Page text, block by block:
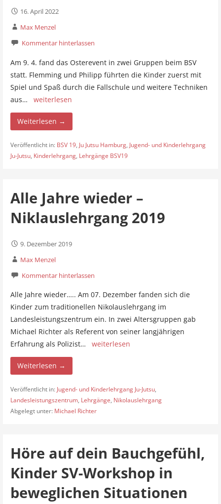
16. April 2022
Max Menzel
Kommentar hinterlassen
Am 9. 4. fand das Osterevent in zwei Gruppen beim BSV
statt. Flemming und Philipp führten die Kinder zuerst mit
Spiel und Spaß durch die Fallschule und weitere Techniken
aus… weiterlesen
Weiterlesen →
Veröffentlicht in: BSV 19, Ju Jutsu Hamburg, Jugend- und Kinderlehrgang
Ju-Jutsu, Kinderlehrgang, Lehrgänge BSV19
Alle Jahre wieder –
Niklauslehrgang 2019
9. Dezember 2019
Max Menzel
Kommentar hinterlassen
Alle Jahre wieder….. Am 07. Dezember fanden sich die
Kinder zum traditionellen Nikolauslehrgang im
Landesleistungszentrum ein. In zwei Altersgruppen gab
Michael Richter als Referent von seiner langjährigen
Erfahrung als Polizist… weiterlesen
Weiterlesen →
Veröffentlicht in: Jugend- und Kinderlehrgang Ju-Jutsu,
Landesleistungszentrum, Lehrgänge, Nikolauslehrgang
Abgelegt unter: Michael Richter
Höre auf dein Bauchgefühl,
Kinder SV-Workshop in
beweglichen Situationen